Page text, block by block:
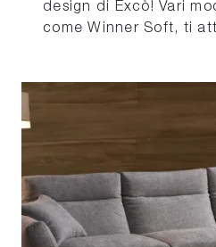
design di Excò! Vari
come Winner Soft, ti